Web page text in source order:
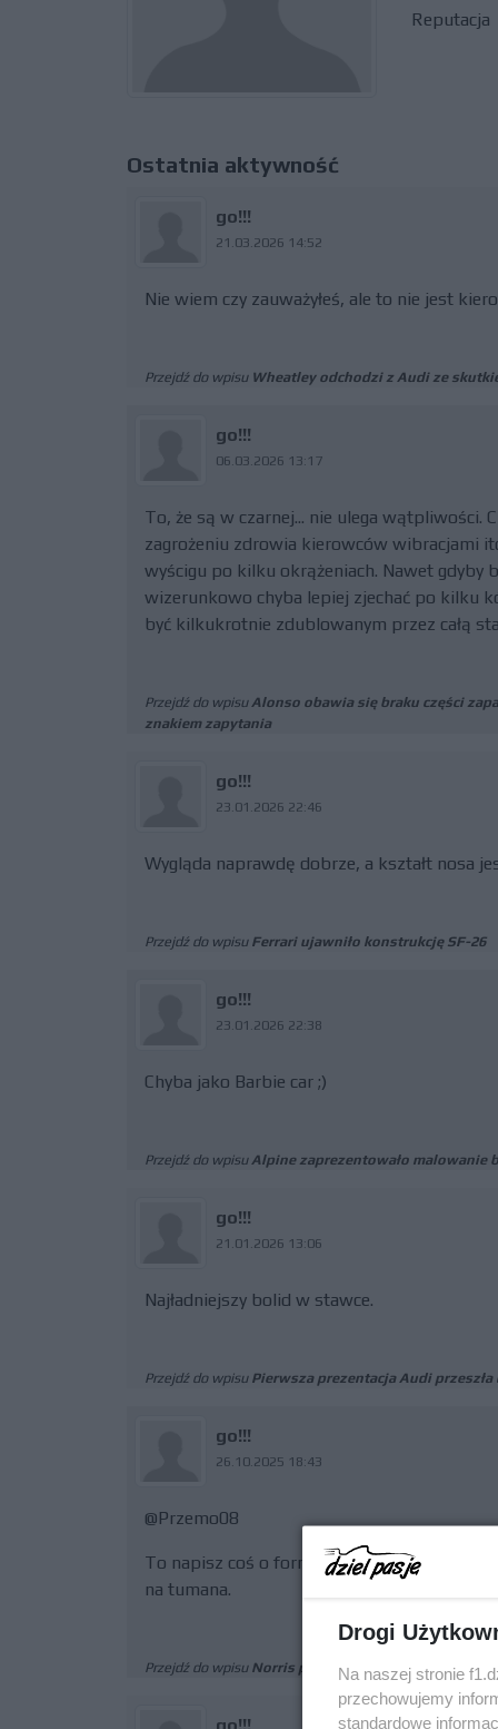
Reputacja
Ostatnia aktywność
go!!!
21.03.2026 14:52
Nie wiem czy zauważyłeś, ale to nie jest
Przejdź do wpisu Wheatley odchodzi z Audi ze
go!!!
06.03.2026 13:17
To, że są w czarnej... nie ulega wątpliwości.
zagrożeniu zdrowia kierowców wibracjami
wyścigu po kilku okrążeniach. Nawet gdyby
wizerunkowo chyba lepiej zjechać po kilku
być kilkukrotnie zdublowanym przez całą
Przejdź do wpisuAlonso obawia się braku części
znakiem zapytania
go!!!
23.01.2026 22:46
Wygląda naprawdę dobrze, a kształt nosa
Przejdź do wpisu Ferrari ujawniło konstrukcję SF-26
go!!!
23.01.2026 22:38
Chyba jako Barbie car ;)
Przejdź do wpisuAlpine zaprezentowało malowanie
go!!!
21.01.2026 13:06
Najładniejszy bolid w stawce.
Przejdź do wpisu Pierwsza prezentacja Audi
go!!!
26.10.2025 18:43
@Przemo08
To napisz coś o formie Ferrari zamiast
na tumana.
Przejdź do wpisu Norris pokazał klasę w
Drogi
Na naszej stronie
przechowujemy
standardowe